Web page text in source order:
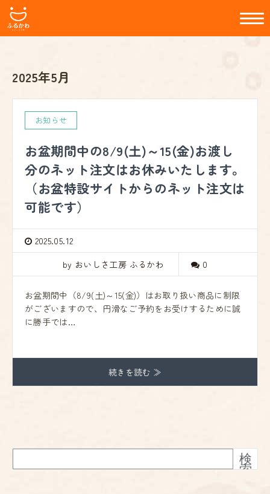
2025年5月
お知らせ
お盆期間中の8/9(土)～15(金)お渡し
分のネット注文はお休みいたします。
（お盆特設サイトからのネット注文は
可能です）
2025.05.12
by おいしさ工房 ふるかわ
0
お盆期間中（8/9(土)～15(金)）はお取り扱い商品に制限
がございますので、円滑なご予約をお受けするために誠
に勝手では…
続きを読む ≫
検
索